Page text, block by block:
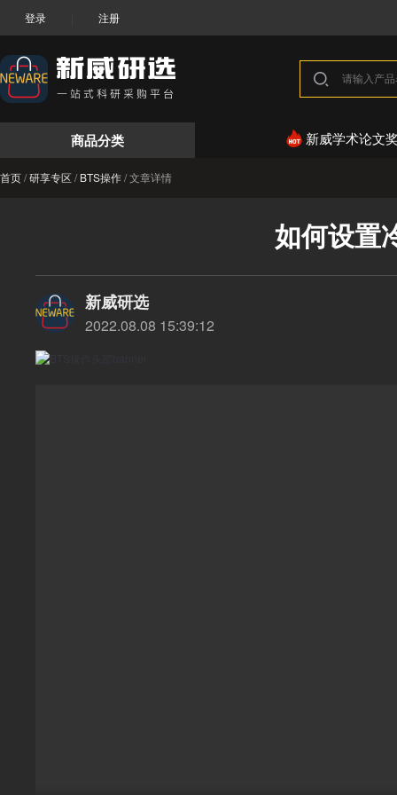
登录 注册
商品分类 新威学术论文
首页/研享专区/BTS操作/文章详情
如何设置
新威研选
2022.08.08 15:39:12